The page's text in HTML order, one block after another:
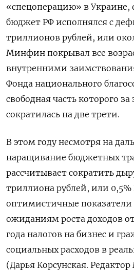
«спецоперацию» в Украине,
бюджет РФ исполнялся с
триллионов рублей, или
Минфин покрывал все
внутренними
Фонда национального
свободная часть которого
сократилась на две трети.
В этом году несмотря на
наращивание бюджетных
рассчитывает сократить
триллиона рублей, или
оптимистичные показатели
ожиданиям роста доходов
года налогов на бизнес и
социальных расходов в
(Дарья Корсунская.